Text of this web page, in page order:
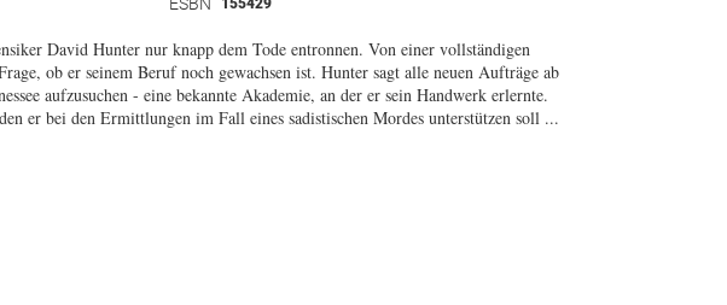
155429
David Hunter nur knapp dem Tode entronnen. Von einer vollständigen
ob er seinem Beruf noch gewachsen ist. Hunter sagt alle neuen Aufträge ab
aufzusuchen - eine bekannte Akademie, an der er sein Handwerk erlernte.
er bei den Ermittlungen im Fall eines sadistischen Mordes unterstützen soll ...